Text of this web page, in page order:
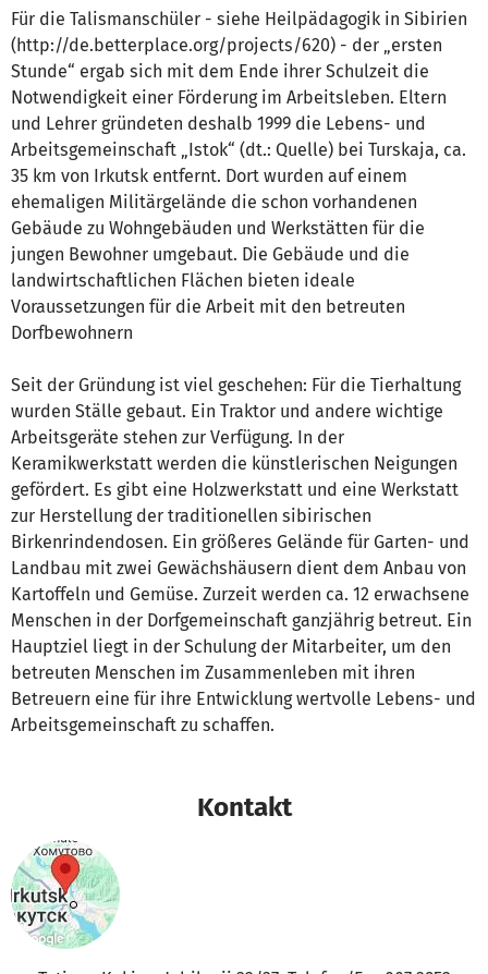
Für die Talismanschüler - siehe Heilpädagogik in Sibirien
(http://de.betterplace.org/projects/620) - der „ersten
Stunde“ ergab sich mit dem Ende ihrer Schulzeit die
Notwendigkeit einer Förderung im Arbeitsleben. Eltern
und Lehrer gründeten deshalb 1999 die Lebens- und
Arbeitsgemeinschaft „Istok“ (dt.: Quelle) bei Turskaja, ca.
35 km von Irkutsk entfernt. Dort wurden auf einem
ehemaligen Militärgelände die schon vorhandenen
Gebäude zu Wohngebäuden und Werkstätten für die
jungen Bewohner umgebaut. Die Gebäude und die
landwirtschaftlichen Flächen bieten ideale
Voraussetzungen für die Arbeit mit den betreuten
Dorfbewohnern
Seit der Gründung ist viel geschehen: Für die Tierhaltung
wurden Ställe gebaut. Ein Traktor und andere wichtige
Arbeitsgeräte stehen zur Verfügung. In der
Keramikwerkstatt werden die künstlerischen Neigungen
gefördert. Es gibt eine Holzwerkstatt und eine Werkstatt
zur Herstellung der traditionellen sibirischen
Birkenrindendosen. Ein größeres Gelände für Garten- und
Landbau mit zwei Gewächshäusern dient dem Anbau von
Kartoffeln und Gemüse. Zurzeit werden ca. 12 erwachsene
Menschen in der Dorfgemeinschaft ganzjährig betreut. Ein
Hauptziel liegt in der Schulung der Mitarbeiter, um den
betreuten Menschen im Zusammenleben mit ihren
Betreuern eine für ihre Entwicklung wertvolle Lebens- und
Arbeitsgemeinschaft zu schaffen.
Kontakt